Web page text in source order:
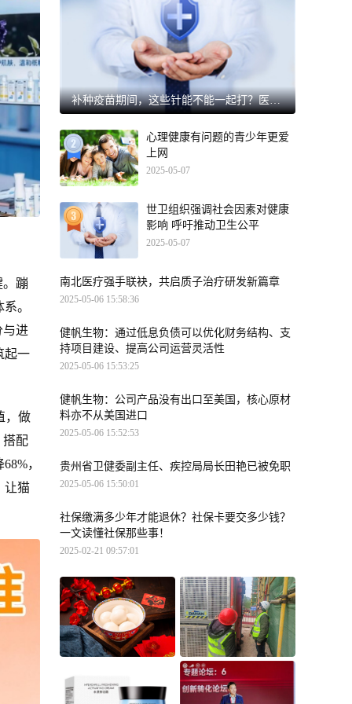
蹦
。
与进
起一
，做
搭配
，
让猫
补种疫苗期间，这些针能不能一起打？医生紧急提醒
心理健康有问题的青少年更爱
上网
2025-05-07
世卫组织强调社会因素对健康
影响 呼吁推动卫生公平
2025-05-07
南北医疗强手联袂，共启质子治疗研发新篇章
2025-05-06 15:58:36
健帆生物：通过低息负债可以优化财务结构、支
持项目建设、提高公司运营灵活性
2025-05-06 15:53:25
健帆生物：公司产品没有出口至美国，核心原材
料亦不从美国进口
2025-05-06 15:52:53
贵州省卫健委副主任、疾控局局长田艳已被免职
2025-05-06 15:50:01
社保缴满多少年才能退休？社保卡要交多少钱？
一文读懂社保那些事！
2025-02-21 09:57:01
lifespace益倍适960亿超
筑牢“安全堤”！鹿寨县
中药材生产加工基地项